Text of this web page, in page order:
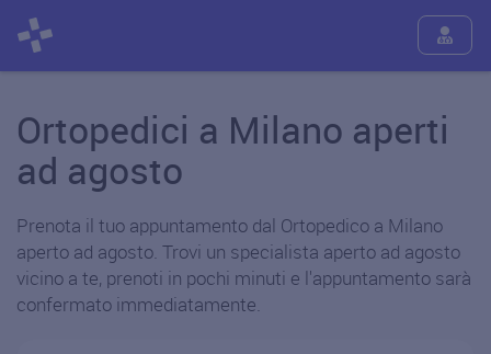
Ortopedici a Milano aperti
ad agosto
Prenota il tuo appuntamento dal Ortopedico a Milano
aperto ad agosto. Trovi un specialista aperto ad agosto
vicino a te, prenoti in pochi minuti e l'appuntamento sarà
confermato immediatamente.